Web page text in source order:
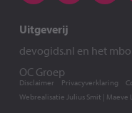
Uitgeverij
devogids.nl en het
OC Groep
Webrealisatie Julius Smit | Maeve
Disclaimer Privacyverklaring